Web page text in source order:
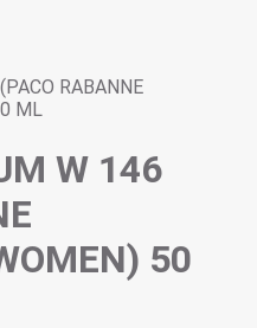
RABANNE
ML
W 146
50